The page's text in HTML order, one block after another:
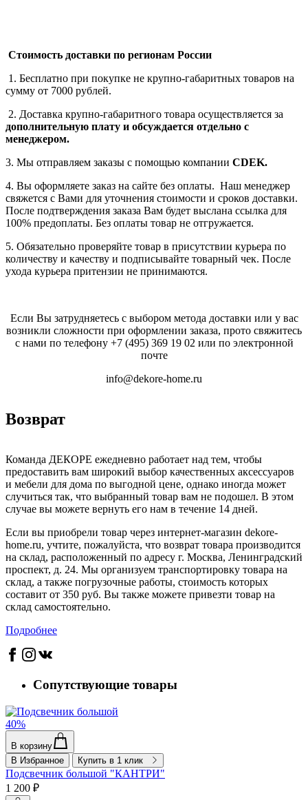
Стоимость доставки по регионам России
1. Бесплатно при покупке не крупно-габаритных товаров на
сумму от 7000 рублей.
2. Доставка крупно-габаритного товара осуществляется за
дополнительную плату и обсуждается отдельно с
менеджером.
3. Мы отправляем заказы с помощью компании СDEK.
4. Вы оформляете заказ на сайте без оплаты. Наш менеджер
свяжется с Вами для уточнения стоимости и сроков доставки.
После подтверждения заказа Вам будет выслана ссылка для
100% предоплаты. Без оплаты товар не отгружается.
5. Обязательно проверяйте товар в присутствии курьера по
количеству и качеству и подписывайте товарный чек. После
ухода курьера притензии не принимаются.
Если Вы затрудняетесь с выбором метода доставки или у вас
возникли сложности при оформлении заказа, прото свяжитесь
с нами по телефону +7 (495) 369 19 02 или по электронной
почте
info@dekore-home.ru
Возврат
Команда ДЕКОРЕ ежедневно работает над тем, чтобы
предоставить вам широкий выбор качественных аксессуаров
и мебели для дома по выгодной цене, однако иногда может
случиться так, что выбранный товар вам не подошел. В этом
случае вы можете вернуть его нам в течение 14 дней.
Если вы приобрели товар через интернет-магазин dekore-
home.ru, учтите, пожалуйста, что возврат товара производится
на склад, расположенный по адресу г. Москва, Ленинградский
проспект, д. 24. Мы организуем транспортировку товара на
склад, а также погрузочные работы, стоимость которых
составит от 350 руб. Вы также можете привезти товар на
склад самостоятельно.
Подробнее
Сопутствующие товары
40%
В корзину
В Избранное
Купить в 1 клик
Подсвечник большой "КАНТРИ"
1 200 ₽